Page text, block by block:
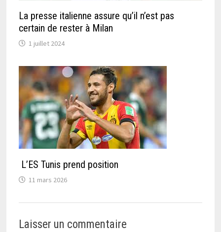
La presse italienne assure qu’il n’est pas
certain de rester à Milan
1 juillet 2024
L’ES Tunis prend position
11 mars 2026
Laisser un commentaire